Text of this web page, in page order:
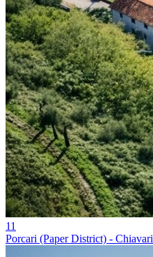
11
Porcari (Paper District) - Chiavari